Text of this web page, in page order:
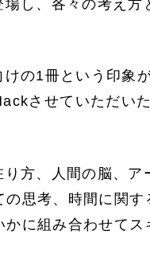
し、各々の考え
の1冊という印象
させていただい
方、人間の脳、
思考、時間に関
に組み合わせて